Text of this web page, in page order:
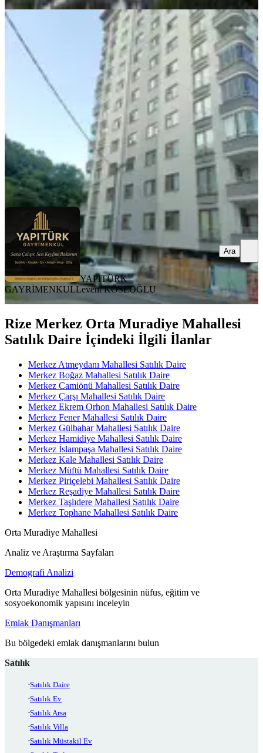
MANZARALI
%5
Yapıtürk Gayrimenkul'den Satılık
Reşadiye Mahallesin'de Doğaya
Komşu 3+1 Ferah Satılık Daire
Merkez, Reşadiye Mahallesi
126 m² · 3. Kat · 10.07.2026
5.250.000 ₺5.500.000 ₺
YAPITÜRK GAYRİMENKULLevent KÖSEOĞLU
Ara
YAPITÜRK
GAYRİMENKULLevent KÖSEOĞLU
Ara
Rize Merkez Orta Muradiye Mahallesi
Satılık Daire İçindeki İlgili İlanlar
Merkez Atmeydanı Mahallesi Satılık Daire
Merkez Boğaz Mahallesi Satılık Daire
Merkez Camiönü Mahallesi Satılık Daire
Merkez Çarşı Mahallesi Satılık Daire
Merkez Ekrem Orhon Mahallesi Satılık Daire
Merkez Fener Mahallesi Satılık Daire
Merkez Gülbahar Mahallesi Satılık Daire
Merkez Hamidiye Mahallesi Satılık Daire
Merkez İslampaşa Mahallesi Satılık Daire
Merkez Kale Mahallesi Satılık Daire
Merkez Müftü Mahallesi Satılık Daire
Merkez Piriçelebi Mahallesi Satılık Daire
Merkez Reşadiye Mahallesi Satılık Daire
Merkez Taşlıdere Mahallesi Satılık Daire
Merkez Tophane Mahallesi Satılık Daire
Orta Muradiye Mahallesi
Analiz ve Araştırma Sayfaları
Demografi Analizi
Orta Muradiye Mahallesi bölgesinin nüfus, eğitim ve
sosyoekonomik yapısını inceleyin
Emlak Danışmanları
Bu bölgedeki emlak danışmanlarını bulun
Satılık
Satılık Daire
Satılık Ev
Satılık Arsa
Satılık Villa
Satılık Müstakil Ev